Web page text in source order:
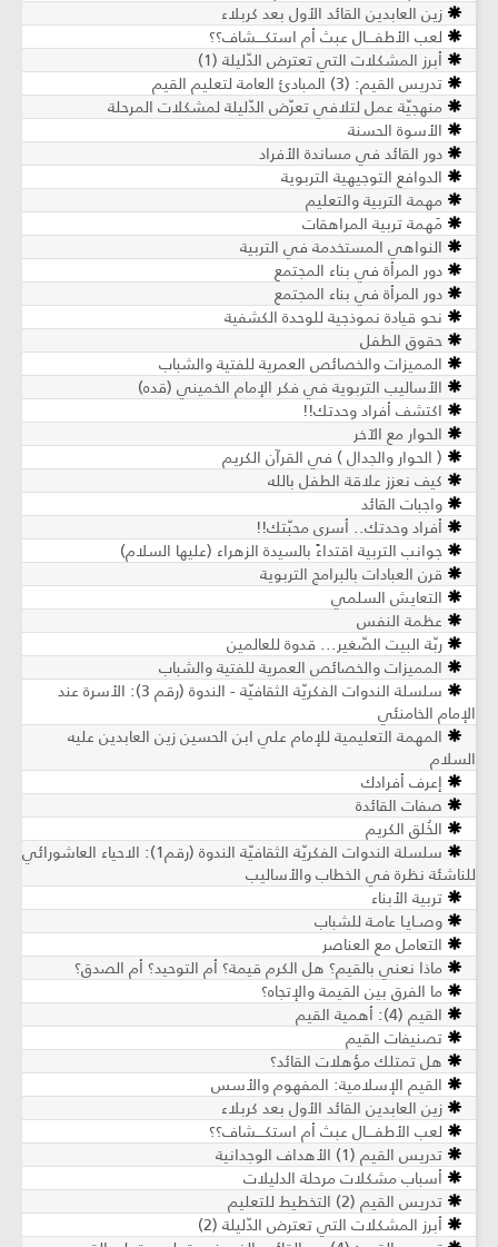
زين العابدين القائد الأول بعد كربلاء
لعب الأطفــــال عبث أم استكــــشاف؟؟
أبرز المشكلات التي تعترض الدّليلة (1)
تدريس القيم: (3) المبادئ العامة لتعليم القيم
منهجيّة عمل لتلافي تعرّض الدّليلة لمشكلات المرحلة
الأسوة الحسنة
دور القائد في مساندة الأفراد
الدوافع التوجيهية التربوية
مهمة التربية والتعليم
مَهمة تربية المراهقات
النواهي المستخدمة في التربية
دور المرأة في بناء المجتمع
دور المرأة في بناء المجتمع
نحو قيادة نموذجية للوحدة الكشفية
حقوق الطفل
المميزات والخصائص العمرية للفتية والشباب
الأساليب التربوية في فكر الإمام الخميني (قده)
اكتشف أفراد وحدتك!!
الحوار مع الآخر
( الحوار والجدال ) في القرآن الكريم
كيف نعزز علاقة الطفل بالله
واجبات القائد
أفراد وحدتك.. أسرى محبّتك!!
جوانب التربية اقتداءً بالسيدة الزهراء (عليها السلام)
قرن العبادات بالبرامج التربوية
التعايش السلمي
عظمة النفس
ربّة البيت الصّغير... قدوة للعالمين
المميزات والخصائص العمرية للفتية والشباب
سلسلة الندوات الفكريّة الثقافيّة - الندوة (رقم 3): الأسرة عند
الإمام الخامنئي
المهمة التعليمية للإمام علي ابن الحسين زين العابدين عليه
السلام
إعرف أفرادك
صفات القائدة
الخُلق الكريم
سلسلة الندوات الفكريّة الثقافيّة الندوة (رقم1): الاحياء العاشورائي
للناشئة نظرة في الخطاب والأساليب
تربية الأبناء
وصــايـا عامـة للشباب
التعامل مع العناصر
ماذا نعني بالقيم؟ هل الكرم قيمة؟ أم التوحيد؟ أم الصدق؟
ما الفرق بين القيمة والإتجاه؟
القيم (4): أهمية القيم
تصنيفات القيم
هل تمتلك مؤهلات القائد؟
القيم الإسلامية: المفهوم والأسس
زين العابدين القائد الأول بعد كربلاء
لعب الأطفــــال عبث أم استكــــشاف؟؟
تدريس القيم (1) الأهداف الوجدانية
أسباب مشكلات مرحلة الدليلات
تدريس القيم (2) التخطيط للتعليم
أبرز المشكلات التي تعترض الدّليلة (2)